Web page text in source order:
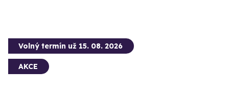
Volný termín už 15. 08. 2026
AKCE